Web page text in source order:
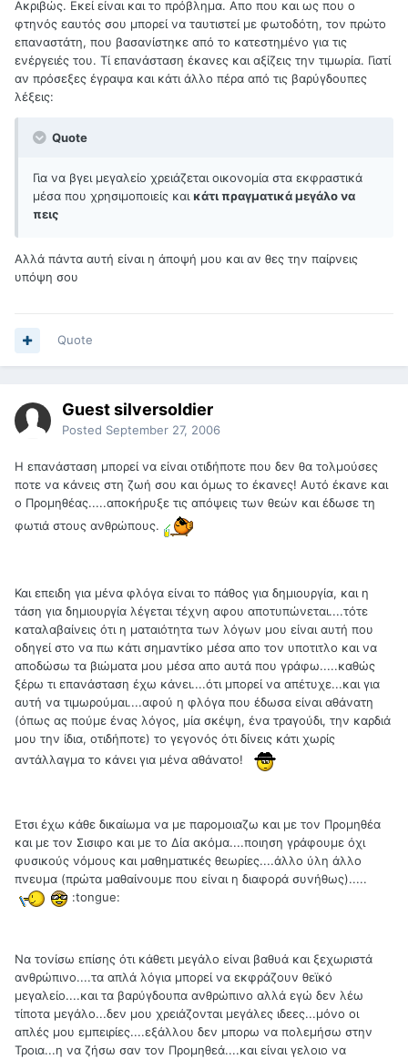
Ακριβώς. Εκεί είναι και το πρόβλημα. Απο που και ως που ο
φτηνός εαυτός σου μπορεί να ταυτιστεί με φωτοδότη, τον πρώτο
επαναστάτη, που βασανίστηκε από το κατεστημένο για τις
ενέργειές του. Τί επανάσταση έκανες και αξίζεις την τιμωρία. Γιατί
αν πρόσεξες έγραψα και κάτι άλλο πέρα από τις βαρύγδουπες
λέξεις:
Quote
Για να βγει μεγαλείο χρειάζεται οικονομία στα εκφραστικά
μέσα που χρησιμοποιείς και κάτι πραγματικά μεγάλο να
πεις
Αλλά πάντα αυτή είναι η άποψή μου και αν θες την παίρνεις
υπόψη σου
Quote
Guest silversoldier
Posted September 27, 2006
Η επανάσταση μπορεί να είναι οτιδήποτε που δεν θα τολμούσες
ποτε να κάνεις στη ζωή σου και όμως το έκανες! Αυτό έκανε και
ο Προμηθέας.....αποκήρυξε τις απόψεις των θεών και έδωσε τη
φωτιά στους ανθρώπους.
Και επειδη για μένα φλόγα είναι το πάθος για δημιουργία, και η
τάση για δημιουργία λέγεται τέχνη αφου αποτυπώνεται....τότε
καταλαβαίνεις ότι η ματαιότητα των λόγων μου είναι αυτή που
οδηγεί στο να πω κάτι σημαντίκο μέσα απο τον υποτιτλο και να
αποδώσω τα βιώματα μου μέσα απο αυτά που γράφω.....καθώς
ξέρω τι επανάσταση έχω κάνει....ότι μπορεί να απέτυχε...και για
αυτή να τιμωρούμαι....αφού η φλόγα που έδωσα είναι αθάνατη
(όπως ας πούμε ένας λόγος, μία σκέψη, ένα τραγούδι, την καρδιά
μου την ίδια, οτιδήποτε) το γεγονός ότι δίνεις κάτι χωρίς
αντάλλαγμα το κάνει για μένα αθάνατο!
Ετσι έχω κάθε δικαίωμα να με παρομοιαζω και με τον Προμηθέα
και με τον Σισιφο και με το Δία ακόμα....ποιηση γράφουμε όχι
φυσικούς νόμους και μαθηματικές θεωρίες....άλλο ύλη άλλο
πνευμα (πρώτα μαθαίνουμε που είναι η διαφορά συνήθως).....
:tongue:
Να τονίσω επίσης ότι κάθετι μεγάλο είναι βαθυά και ξεχωριστά
ανθρώπινο....τα απλά λόγια μπορεί να εκφράζουν θεϊκό
μεγαλείο....και τα βαρύγδουπα ανθρώπινο αλλά εγώ δεν λέω
τίποτα μεγάλο...δεν μου χρειάζονται μεγάλες ιδεες...μόνο οι
απλές μου εμπειρίες....εξάλλου δεν μπορω να πολεμήσω στην
Τροια...η να ζήσω σαν τον Προμηθεά....και είναι γελοιο να